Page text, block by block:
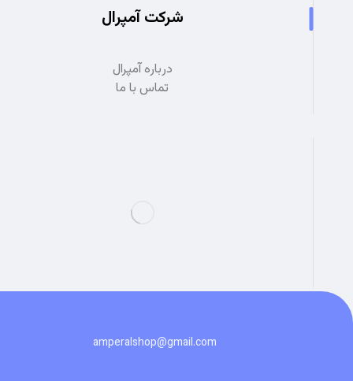
شرکت آمپرال
درباره آمپرال
تماس با ما
amperalshop@gmail.com